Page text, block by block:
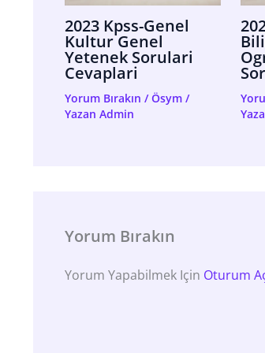
2023 Kpss-Genel
Kultur Genel
Yetenek Sorulari
Cevaplari
Yorum Bırakın /Ösym /
Yazan Admin
Yorum Bırakın
Yorum Yapabilmek Için Oturum